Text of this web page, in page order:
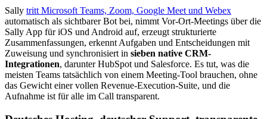
Sally tritt Microsoft Teams, Zoom, Google Meet und Webex
automatisch als sichtbarer Bot bei, nimmt Vor-Ort-Meetings über die
Sally App für iOS und Android auf, erzeugt strukturierte
Zusammenfassungen, erkennt Aufgaben und Entscheidungen mit
Zuweisung und synchronisiert in sieben native CRM-
Integrationen, darunter HubSpot und Salesforce. Es tut, was die
meisten Teams tatsächlich von einem Meeting-Tool brauchen, ohne
das Gewicht einer vollen Revenue-Execution-Suite, und die
Aufnahme ist für alle im Call transparent.